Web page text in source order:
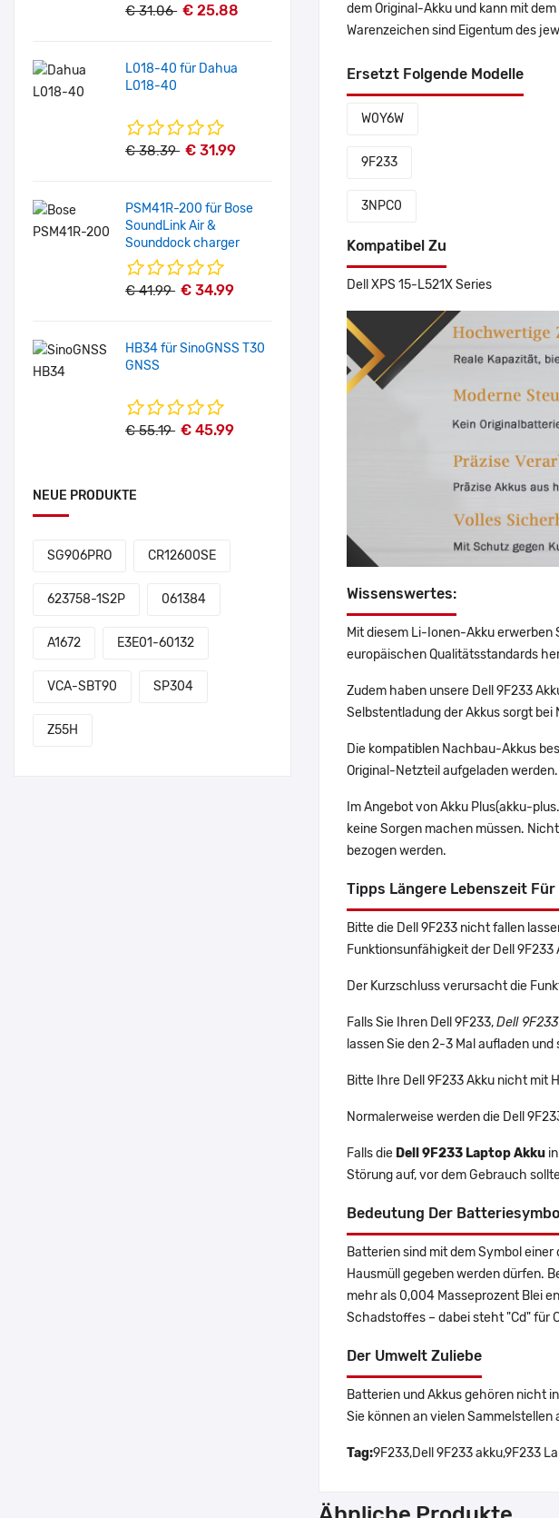
€ 31.06 € 25.88
L018-40 für Dahua
L018-40
€ 38.39 € 31.99
PSM41R-200 für Bose
SoundLink Air &
Sounddock charger
€ 41.99 € 34.99
HB34 für SinoGNSS T30
GNSS
€ 55.19 € 45.99
NEUE PRODUKTE
SG906PRO CR12600SE
623758-1S2P 061384
A1672 E3E01-60132
VCA-SBT90 SP304
Z55H
dem Original-Akku und kann mit
Warenzeichen sind Eigentum des
Ersetzt Folgende Modelle
W0Y6W
9F233
3NPC0
Kompatibel Zu
Dell XPS 15-L521X Series
Wissenswertes:
Mit diesem Li-Ionen-Akku erwerben
europäischen Qualitätsstandards
Zudem haben unsere Dell 9F233
Selbstentladung der Akkus sorgt
Die kompatiblen Nachbau-Akkus
Original-Netzteil aufgeladen werden.
Im Angebot von Akku Plus(akku-
keine Sorgen machen müssen.
bezogen werden.
Tipps Längere Lebenszeit Für
Bitte die Dell 9F233 nicht fallen
Funktionsunfähigkeit der Dell
Der Kurzschluss verursacht die
Falls Sie Ihren Dell 9F233,Dell
lassen Sie den 2-3 Mal aufladen
Bitte Ihre Dell 9F233 Akku nicht mit
Normalerweise werden die Dell
Falls die Dell 9F233 Laptop Akku
Störung auf, vor dem Gebrauch
Bedeutung Der
Batterien sind mit dem Symbol
Hausmüll gegeben werden dürfen.
mehr als 0,004 Masseprozent Blei
Schadstoffes – dabei steht "Cd" für
Der Umwelt Zuliebe
Batterien und Akkus gehören nicht
Sie können an vielen Sammelstellen
Tag:9F233,Dell 9F233 akku,9F233